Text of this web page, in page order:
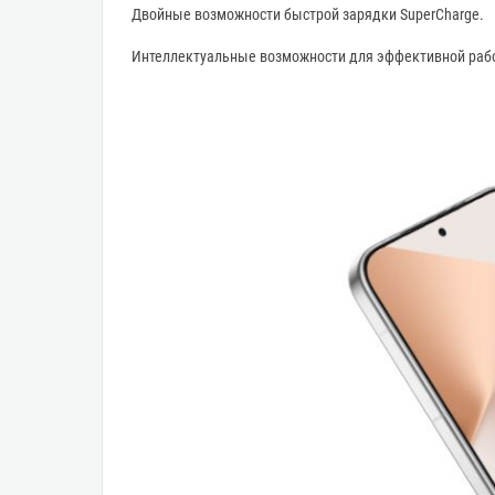
Двойные возможности быстрой зарядки SuperCharge.
Интеллектуальные возможности для эффективной